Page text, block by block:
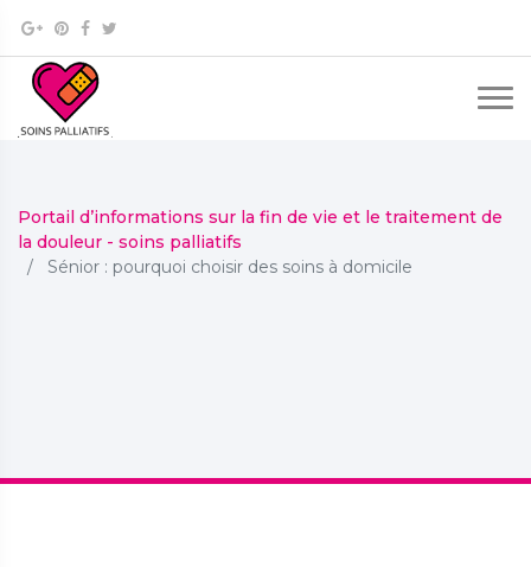
Portail d’informations sur la fin de vie et le traitement de
la douleur - soins palliatifs
Sénior : pourquoi choisir des soins à domicile